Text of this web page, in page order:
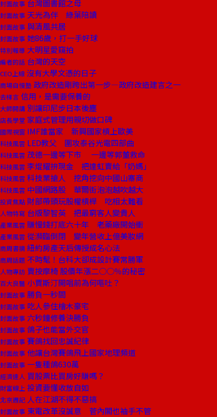
封面故事 台灣圖書館之母
封面故事 天光為伴 綠葉陪讀
封面故事 與清風共居
封面故事 她86歲，打一手好球
特別報導 大明星愛窺拍
編者的話 台灣的天空
CEO上線 沒有大學文憑的日子
商場自慢塾 政府改造剛跨出第一步—政府改造建言之一
去梯言 信用，是需要保養的
大師開講 別讓印尼步日本後塵
店長學堂 家庭式管理用親切做口碑
國際視窗 IMF誰當家 新興國家槓上歐美
科技風雲 LED教父 圍攻泰谷光電四部曲
科技風雲 茂德一邊等下市 一邊等郭董救命
科技風雲 李焜耀拚現金 把達虹賣給「奶媽」
科技風雲 科技業搶人 挖角挖向中國山寨商
科技風雲 中國網路股 華爾街泡泡越吹越大
投資焦點 財部帶頭玩股權槓桿 吃相太難看
人物特寫 台版黎智英 把最窮客人變貴人
產業風雲 賺慢錢打底六十年 老藥廠開始衝
產業風雲 從瀕臨倒閉 變年營收上億美妝網
商周書摘 紐約房產天后傳授成名心法
商周話題 不時髦！台科大卻成設計賽常勝軍
人物專訪 賣按摩椅 股價年漲二○○％的秘密
百大良醫 小賈斯汀開唱前為何嘔吐？
封面故事 勝負一秒間
封面故事 吃人參住檜木豪宅
封面故事 六秒鐘修養決勝負
封面故事 鴿子也能當外交官
封面故事 賽鴿找回忠誠紀律
封面故事 他讓台灣賽鴿飛上國家地理頻道
封面故事 一隻種鴿630萬
經濟達人 買股票比買房好賺嗎？
財富線上 投資要懂收放自如
北京週記 人在江湖不得不惡搞
封面故事 東電改革沒誠意 菅內閣也袖手不管